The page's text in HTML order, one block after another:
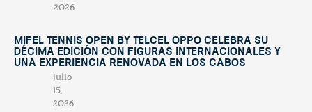
2026
Mifel Tennis Open by Telcel Oppo celebra su
décima edición con figuras internacionales y
una experiencia renovada en Los Cabos
julio
15,
2026